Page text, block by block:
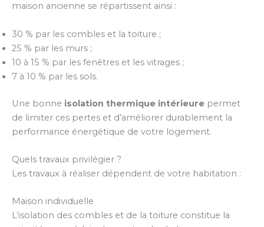
maison ancienne se répartissent ainsi :
30 % par les combles et la toiture ;
25 % par les murs ;
10 à 15 % par les fenêtres et les vitrages ;
7 à 10 % par les sols.
Une bonne isolation thermique intérieure permet
de limiter ces pertes et d’améliorer durablement la
performance énergétique de votre logement.
Quels travaux privilégier ?
Les travaux à réaliser dépendent de votre habitation :
Maison individuelle
L’isolation des combles et de la toiture constitue la